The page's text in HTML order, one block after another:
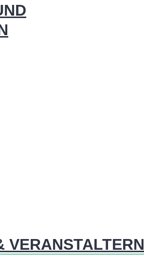
VERANSTALTERN